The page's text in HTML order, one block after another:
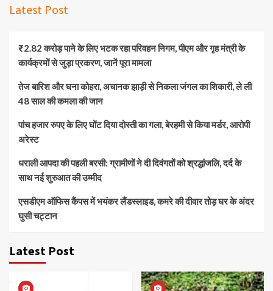
Latest Post
₹2.82 करोड़ पाने के लिए भटक रहा परिवहन निगम, पीएम और गृह मंत्री के
कार्यक्रमों से जुड़ा प्रकरण, जानें पूरा मामला
तेज बारिश और घना कोहरा, अचानक झाड़ी से निकला जंगल का शिकारी, ले ली
48 साल की कमला की जान
पांच हजार रुपए के लिए घोंट दिया दोस्ती का गला, बेरहमी से किया मर्डर, आरोपी
अरेस्ट
धराली आपदा की पहली बरसी: ग्रामीणों ने दी दिवंगतों को श्रद्धांजलि, दर्द के
साथ नई शुरुआत की उम्मीद
एसडीएम ऑफिस कैंपस में भयंकर लैंडस्लाइड, कमरे की दीवार तोड़ घर के अंदर
घुसी चट्टान
Latest Post